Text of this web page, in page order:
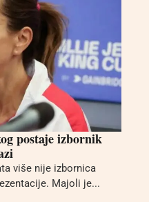
postaje izbornik
više nije izbornica
Majoli je...